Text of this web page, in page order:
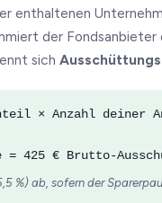
enthaltenen
der Fondsanbieter
sich
× Anzahl deiner
425 € Brutto-
%) ab, sofern der